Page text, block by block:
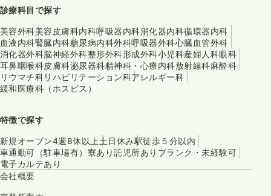
診療科目で探す
美容外科美容皮膚科内科呼吸器内科消化器内科循環器内科
血液内科腎臓内科糖尿病内科外科呼吸器外科心臓血管外科
消化器外科脳神経外科整形外科形成外科小児科産婦人科眼科
耳鼻咽喉科皮膚科泌尿器科精神科・心療内科放射線科麻酔科
リウマチ科リハビリテーション科アレルギー科
緩和医療科（ホスピス）
特徴で探す
新規オープン4週8休以上 土日休み駅徒歩５分以内
車通勤可（駐車場有） 寮あり託児所あり ブランク・未経験可
電子カルテあり
会社概要